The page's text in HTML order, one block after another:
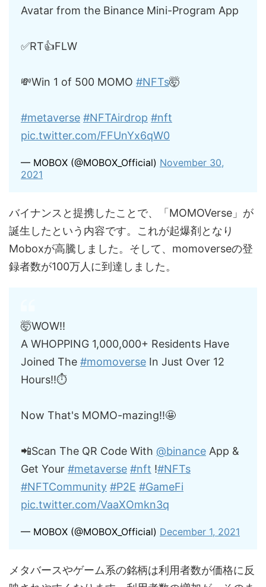
Avatar from the Binance Mini-Program App
✅RT👍FLW
💸Win 1 of 500 MOMO #NFTs🤯
#metaverse #NFTAirdrop #nft
pic.twitter.com/FFUnYx6qW0
— MOBOX (@MOBOX_Official) November 30,
2021
バイナンスと提携したことで、「MOMOVerse」が
誕生したという内容です。これが起爆剤となり
Moboxが高騰しました。そして、momoverseの登
録者数が100万人に到達しました。
🤯WOW!!
A WHOPPING 1,000,000+ Residents Have
Joined The #momoverse In Just Over 12
Hours!!⏱
Now That's MOMO-mazing!!🤩
📲Scan The QR Code With @binance App &
Get Your #metaverse #nft !#NFTs
#NFTCommunity #P2E #GameFi
pic.twitter.com/VaaXOmkn3q
— MOBOX (@MOBOX_Official) December 1, 2021
メタバースやゲーム系の銘柄は利用者数が価格に反